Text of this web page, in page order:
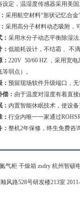
设定，温湿度传感器采用美
采用航空材料“形状记忆合
采用高分子材料动态吸附，
采用水分子动态平衡除湿
低能耗设计，不结霜 、不
220V 50/60 HZ ，采用宽
弱点）。
预留现场软件升级端口，
偿： 由于温度对湿度有着直
内置智能休眠技术，使设
行业内唯一一家通过
整机2年保修，终生免费咨
柜 干燥箱 zsdry 杭州智硕
路528号研发楼213室 2011-